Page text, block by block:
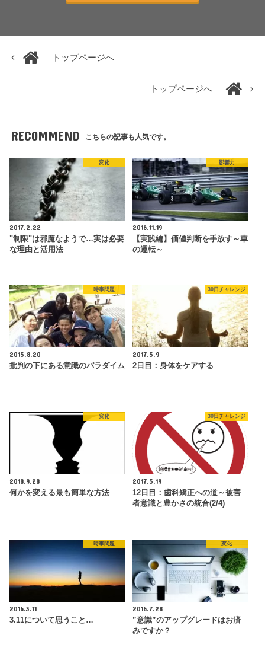
トップページへ
トップページへ
RECOMMEND こちらの記事も人気です。
変化
2017.2.22
"制限"は邪魔なようで…実は必要
な理由と活用法
影響力
2016.11.19
【実践編】価値判断を手放す～車
の運転～
時事問題
2015.8.20
批判の下にある意識のパラダイム
30日チャレンジ
2017.5.9
2日目：身体をケアする
変化
2018.9.28
何かを変える最も簡単な方法
30日チャレンジ
2017.5.19
12日目：歯科矯正への道～被害
者意識と豊かさの統合(2/4)
時事問題
2016.3.11
3.11について思うこと…
変化
2016.7.28
”意識”のアップグレードはお済
みですか？